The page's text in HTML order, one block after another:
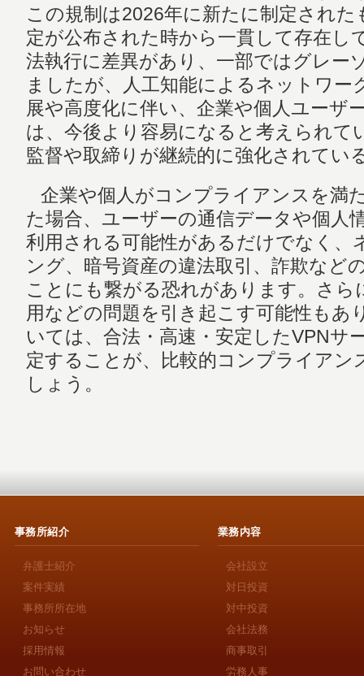
この規制は2026年に新たに制定され
定が公布された時から一貫して存在し
法執行に差異があり、一部ではグレー
ましたが、人工知能によるネットワー
展や高度化に伴い、企業や個人ユーザ
は、今後より容易になると考えられて
監督や取締りが継続的に強化されてい
企業や個人がコンプライアンスを満
た場合、ユーザーの通信データや個人
利用される可能性があるだけでなく、
ング、暗号資産の違法取引、詐欺など
ことにも繋がる恐れがあります。さら
用などの問題を引き起こす可能性もあ
いては、合法・高速・安定したVPNサ
定することが、比較的コンプライアン
しょう。
事務所紹介
弁護士紹介
案件実績
事務所所在地
お知らせ
採用情報
お問い合わせ
業務内容
会社設立
対日投資
対中投資
会社法務
商事取引
労務人事